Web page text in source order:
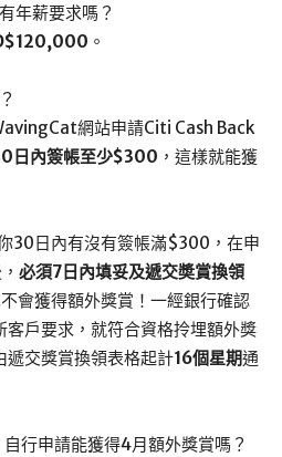
年薪要求嗎？
。
網站申請Citi Cash Back
日內簽帳至少$300 ，這樣就能獲
30日內有沒有簽帳滿$300，在申
必須7日內填妥及遞交奬賞換領
會獲得額外獎賞！一經銀行確認
戶要求，就符合資格拎埋額外獎
遞交獎賞換領表格起計16個星期通
行申請能獲得4月額外獎賞嗎？